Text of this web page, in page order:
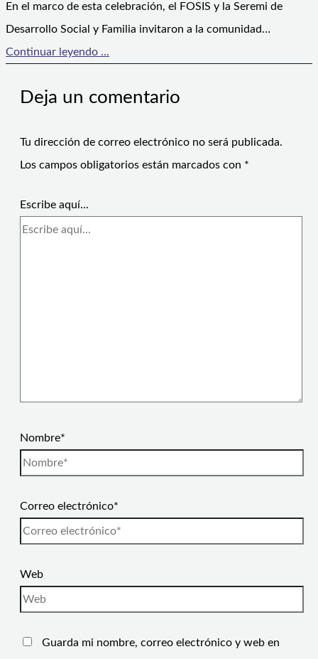
En el marco de esta celebración, el FOSIS y la Seremi de
Desarrollo Social y Familia invitaron a la comunidad…
Continuar leyendo ...
Deja un comentario
Tu dirección de correo electrónico no será publicada.
Los campos obligatorios están marcados con *
Escribe aquí...
Nombre*
Correo electrónico*
Web
Guarda mi nombre, correo electrónico y web en